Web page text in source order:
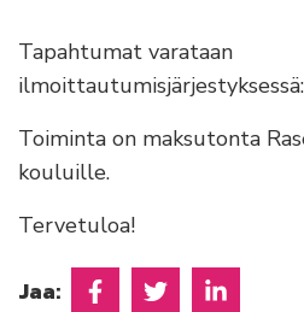
Tapahtumat varataan
ilmoittautumisjärjestyksessä:
Toiminta on maksutonta
kouluille.
Tervetuloa!
Jaa: